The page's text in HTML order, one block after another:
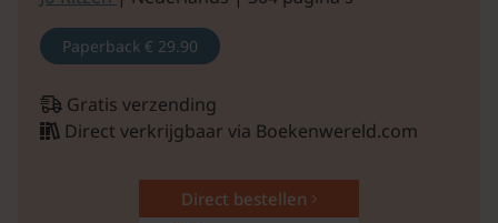
Paperback € 29.90
Gratis verzending
Direct verkrijgbaar via Boekenwereld.com
Direct bestellen